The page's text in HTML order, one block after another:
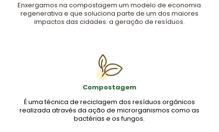
Enxergamos na compostagem um modelo de economia
regenerativa e que soluciona parte de um dos maiores
impactos das cidades: a geração de resíduos.
Compostagem
É uma técnica de reciclagem dos resíduos orgânicos
realizada através da ação de microrganismos como as
bactérias e os fungos.